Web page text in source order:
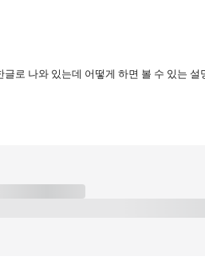
로 나와 있는데 어떻게 하면 볼 수 있는